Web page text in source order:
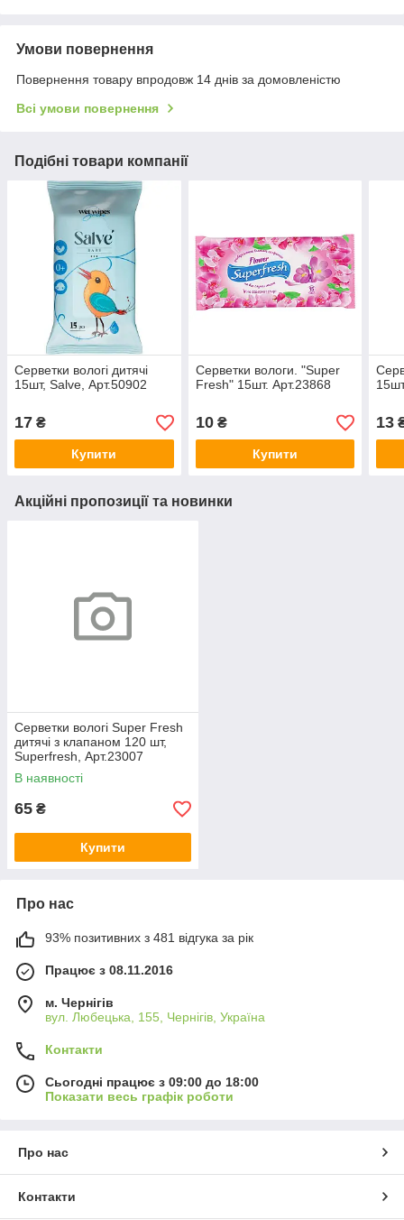
Умови повернення
Повернення товару впродовж 14 днів за домовленістю
Всі умови повернення
Подібні товари компанії
Серветки вологі дитячі
15шт, Salve, Арт.50902
17 ₴
Купити
Серветки вологи. "Super
Fresh" 15шт. Арт.23868
10₴
Купити
13
Акційні пропозиції та новинки
Серветки вологі Super Fresh
дитячі з клапаном 120 шт,
Superfresh, Арт.23007
В наявності
65 ₴
Купити
Про нас
93% позитивних з 481 відгука за рік
Працює з 08.11.2016
м. Чернігів
вул. Любецька, 155, Чернігів, Україна
Контакти
Сьогодні працює з 09:00 до 18:00
Показати весь графік роботи
Про нас
Контакти